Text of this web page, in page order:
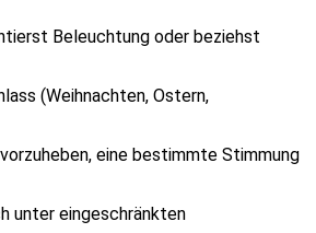
Beleuchtung oder beziehst
(Weihnachten, Ostern,
eine bestimmte Stimmung
unter eingeschränkten